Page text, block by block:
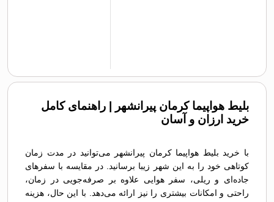
بلیط هواپیما کرمان پیرانشهر | راهنمای کامل
خرید ارزان و آسان
با خرید بلیط هواپیما کرمان پیرانشهر می‌توانید در مدت زمان
کوتاهی خود را به این شهر زیبا برسانید. در مقایسه با سفرهای
جاده‌ای و ریلی، سفر هوایی علاوه بر صرفه‌جویی در زمان،
راحتی و امکانات بیشتری را نیز ارائه می‌دهد. با این حال، هزینه